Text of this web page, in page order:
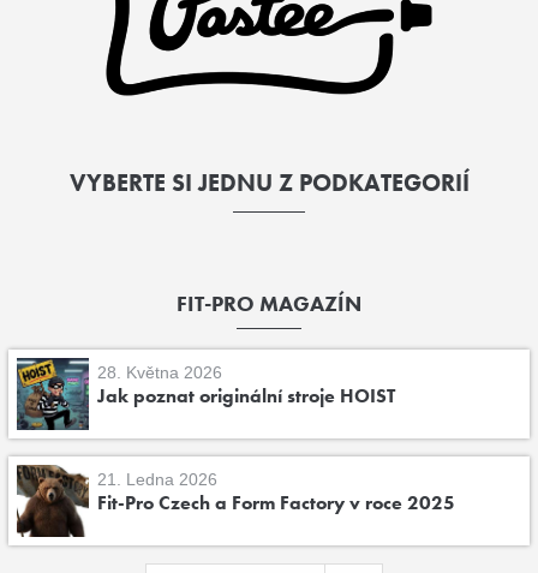
VYBERTE SI JEDNU Z PODKATEGORIÍ
FIT-PRO MAGAZÍN
28. Května 2026
Jak poznat originální stroje HOIST
21. Ledna 2026
Fit-Pro Czech a Form Factory v roce 2025